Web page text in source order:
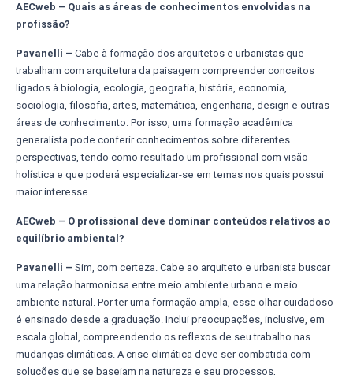
AECweb – Quais as áreas de conhecimentos envolvidas na
profissão?
Pavanelli – Cabe à formação dos arquitetos e urbanistas que
trabalham com arquitetura da paisagem compreender conceitos
ligados à biologia, ecologia, geografia, história, economia,
sociologia, filosofia, artes, matemática, engenharia, design e outras
áreas de conhecimento. Por isso, uma formação acadêmica
generalista pode conferir conhecimentos sobre diferentes
perspectivas, tendo como resultado um profissional com visão
holística e que poderá especializar-se em temas nos quais possui
maior interesse.
AECweb – O profissional deve dominar conteúdos relativos ao
equilíbrio ambiental?
Pavanelli – Sim, com certeza. Cabe ao arquiteto e urbanista buscar
uma relação harmoniosa entre meio ambiente urbano e meio
ambiente natural. Por ter uma formação ampla, esse olhar cuidadoso
é ensinado desde a graduação. Inclui preocupações, inclusive, em
escala global, compreendendo os reflexos de seu trabalho nas
mudanças climáticas. A crise climática deve ser combatida com
soluções que se baseiam na natureza e seu processos,